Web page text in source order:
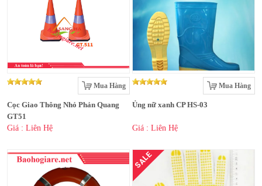
Mua Hàng
Cọc Giao Thông Nhỏ Phản Quang
GT51
Giá : Liên Hệ
Mua Hàng
Ủng nữ xanh CP HS-03
Giá : Liên Hệ
SALE